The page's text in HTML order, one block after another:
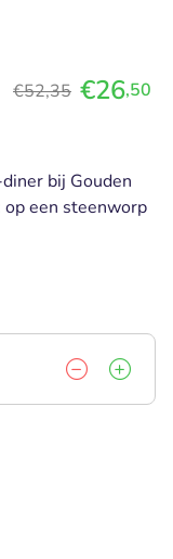
€52,35 €26,50
bij Gouden
een steenworp